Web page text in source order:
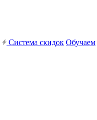
Система скидок Обучаем